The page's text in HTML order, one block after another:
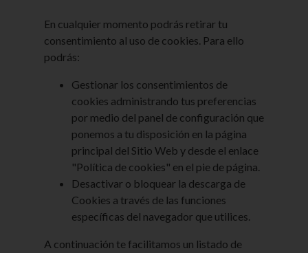
Cookies estrictamente necesarias
Estas cookies son necesarias para que el sitio
web funcione y no se pueden desactivar en
nuestros sistemas. Usualmente están
configuradas para responder a acciones hechas
por usted para recibir servicios, tales como
ajustar sus preferencias de privacidad, iniciar
puede configurar su navegador para bloquear o
En cualquier momento podrás retirar tu
consentimiento al uso de cookies. Para ello
podrás:
Gestionar los consentimientos de
cookies administrando tus preferencias
por medio del panel de configuración que
ponemos a tu disposición en la página
principal del Sitio Web y desde el enlace
"Política de cookies" en el pie de página.
Desactivar o bloquear la descarga de
Cookies a través de las funciones
específicas del navegador que utilices.
A continuación te facilitamos un listado de